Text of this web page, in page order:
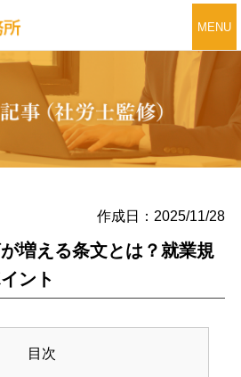
MENU
作成日：2025/11/28
増える条文とは？就業規
ント
目次